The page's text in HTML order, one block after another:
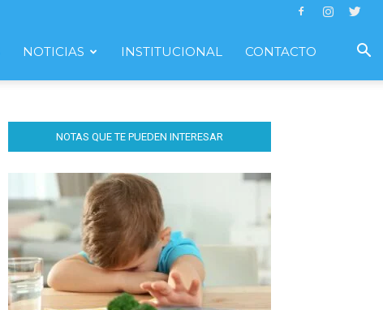
NOTICIAS INSTITUCIONAL CONTACTO
NOTAS QUE TE PUEDEN INTERESAR